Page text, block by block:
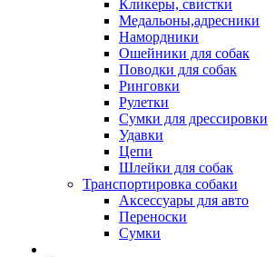
Кликеры, свистки
Медальоны,адресники
Намордники
Ошейники для собак
Поводки для собак
Ринговки
Рулетки
Сумки для дрессировки
Удавки
Цепи
Шлейки для собак
Транспортировка собаки
Аксессуары для авто
Переноски
Сумки